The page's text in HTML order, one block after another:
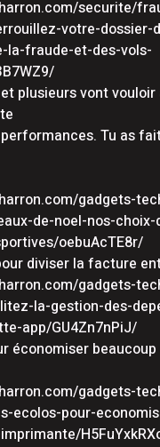
securite/
votre-dossier-
la-fraude-et-des-vols-
plusieurs vont vouloir
Tu as
gadgets-
de-noel-nos-
oebuAcTE8r/
diviser la facture
gadgets-
la-gestion-des-
app/GU4Zn7nPiJ/
économiser beaucoup
gadgets-
ecolos-pour-